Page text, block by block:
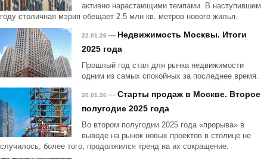
активно нарастающими темпами. В наступившем
году столичная мэрия обещает 2.5 млн кв. метров нового жилья.
22.01.26 — Недвижимость Москвы. Итоги
2025 года
Прошлый год стал для рынка недвижимости
одним из самых спокойных за последнее время.
20.01.26 — Старты продаж в Москве. Второе
полугодие 2025 года
Во втором полугодии 2025 года «прорыва» в
выводе на рынок новых проектов в столице не
случилось, более того, продолжился тренд на их сокращение.